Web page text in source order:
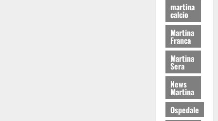
martina
calcio
Martina
Franca
Martina
Sera
News
Martina
Ospedale